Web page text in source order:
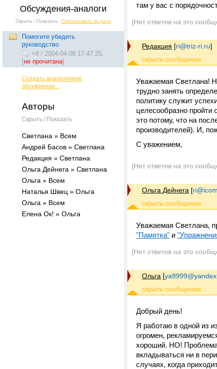
Обсуждения-аналоги
Скрыть / Показать Сортировать по дате
Помогите убедить
руководство.
+8 / 2004-04-08 17:47:25,
[не прочитана]
Создать аналогичное
обсуждение...
Авторы
Скрыть / Показать
Светлана » Всем
Андрей Басов » Светлана
Редакция » Светлана
Ольга Дейнега » Светлана
Ольга » Всем
Наталья Швец » Ольга
Ольга » Всем
Елена Ок! » Ольга
там у вас с
[Нет ответов на это
Редакция [ri@triz-ri.ru]
Уважаемая Светлана!
трудно занять
политику служит
целесообразно пройти
это потому, что на
производителей). И,
С уважением,
[Нет ответов на это
Ольга Дейнега [
Уважаемая Светлана,
"Памятка" и
[Нет ответов на это
Ольга [
Добрый день!
Я работаю в одной из
огромен,
хороший. НО! Проблема
вкладываться ни в
случаях, когда